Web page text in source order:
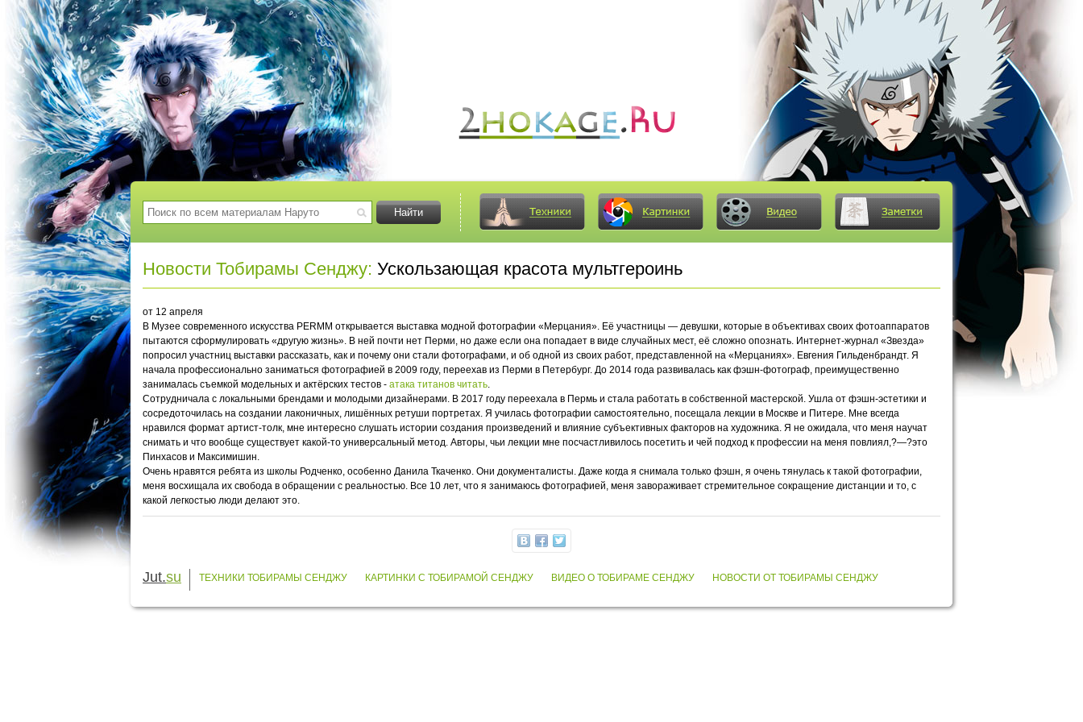
Новости Тобирамы Сенджу: Ускользающая красота мультгероинь
от 12 апреля
В Музее современного искусства PERMM открывается выставка модной фотографии «Мерцания». Её участницы — девушки, которые в объективах своих фотоаппаратов
пытаются сформулировать «другую жизнь». В ней почти нет Перми, но даже если она попадает в виде случайных мест, её сложно опознать. Интернет-журнал «Звезда»
попросил участниц выставки рассказать, как и почему они стали фотографами, и об одной из своих работ, представленной на «Мерцаниях». Евгения Гильденбрандт. Я
начала профессионально заниматься фотографией в 2009 году, переехав из Перми в Петербург. До 2014 года развивалась как фэшн-фотограф, преимущественно
занималась съемкой модельных и актёрских тестов - атака титанов читать.
Сотрудничала с локальными брендами и молодыми дизайнерами. В 2017 году переехала в Пермь и стала работать в собственной мастерской. Ушла от фэшн-эстетики и
сосредоточилась на создании лаконичных, лишённых ретуши портретах. Я училась фотографии самостоятельно, посещала лекции в Москве и Питере. Мне всегда
нравился формат артист-толк, мне интересно слушать истории создания произведений и влияние субъективных факторов на художника. Я не ожидала, что меня научат
снимать и что вообще существует какой-то универсальный метод. Авторы, чьи лекции мне посчастливилось посетить и чей подход к профессии на меня повлиял,?—?это
Пинхасов и Максимишин.
Очень нравятся ребята из школы Родченко, особенно Данила Ткаченко. Они документалисты. Даже когда я снимала только фэшн, я очень тянулась к такой фотографии,
меня восхищала их свобода в обращении с реальностью. Все 10 лет, что я занимаюсь фотографией, меня завораживает стремительное сокращение дистанции и то, с
какой легкостью люди делают это.
Jut.su ТЕХНИКИ ТОБИРАМЫ СЕНДЖУ КАРТИНКИ С ТОБИРАМОЙ СЕНДЖУ ВИДЕО О ТОБИРАМЕ СЕНДЖУ НОВОСТИ ОТ ТОБИРАМЫ СЕНДЖУ